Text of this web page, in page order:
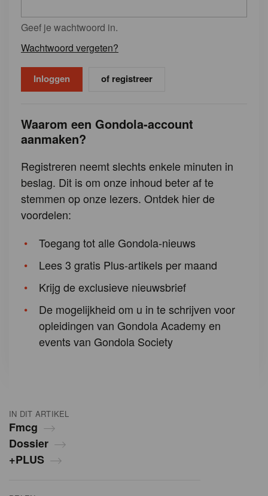
IN DIT ARTIKEL
Fmcg
Dossier
+PLUS
Geef je wachtwoord in.
Wachtwoord vergeten?
of registreer
Waarom een Gondola-account
aanmaken?
Registreren neemt slechts enkele minuten in
beslag. Dit is om onze inhoud beter af te
stemmen op onze lezers. Ontdek hier de
voordelen:
Toegang tot alle Gondola-nieuws
Lees 3 gratis Plus-artikels per maand
Krijg de exclusieve nieuwsbrief
De mogelijkheid om u in te schrijven voor
opleidingen van Gondola Academy en
events van Gondola Society